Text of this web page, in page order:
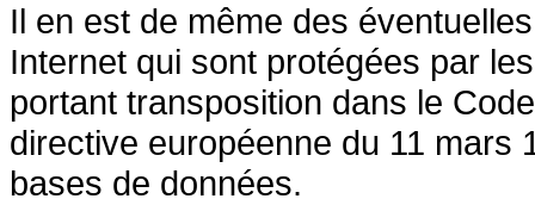
Il en est de même des
Internet qui sont protégées par
portant transposition dans le
directive européenne du 11 mars
bases de données.